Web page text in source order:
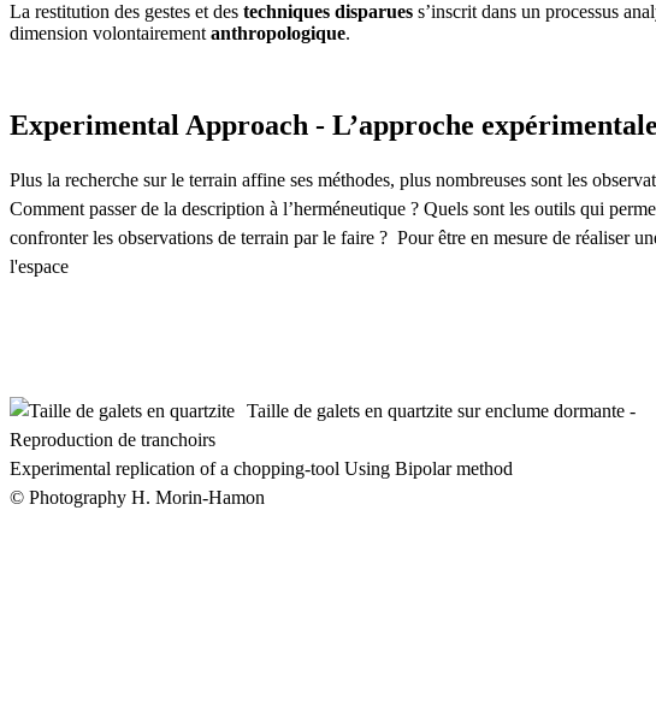
La restitution des gestes et des techniques disparues s’inscrit dans un processus
dimension volontairement anthropologique.
Experimental Approach - L’approche expérimentale
Plus la recherche sur le terrain affine ses méthodes, plus nombreuses sont les
Comment passer de la description à l’herméneutique ? Quels sont les outils qui
confronter les observations de terrain par le faire ? Pour être en mesure de réaliser
l'espace
Taille de galets en quartzite sur enclume dormante -
Reproduction de tranchoirs
Experimental replication of a chopping-tool Using Bipolar method
© Photography H. Morin-Hamon